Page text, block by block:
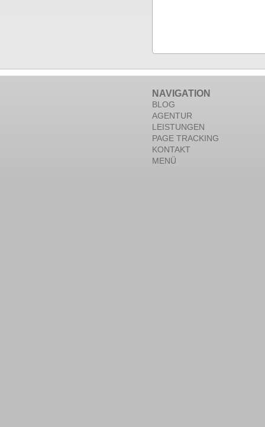
NAVIGATION
BLOG
AGENTUR
LEISTUNGEN
PAGE TRACKING
KONTAKT
MENÜ